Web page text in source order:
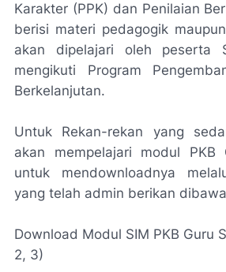
Karakter (PPK) dan Penilaian
berisi materi pedagogik
akan dipelajari oleh peserta
mengikuti Program
Berkelanjutan.
Untuk Rekan-rekan yang
akan mempelajari modul PKB
untuk mendownloadnya
yang telah admin berikan
Download Modul SIM PKB Guru
2, 3)